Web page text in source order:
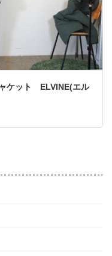
ケット ELVINE(エル